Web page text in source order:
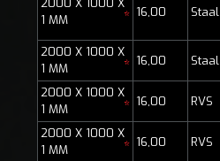
2000 X 1000 X
1 MM
* 16,00 Staal
2000 X 1000 X
1 MM
* 16,00 Staal
2000 X 1000 X
1 MM
* 16,00 RVS
2000 X 1000 X
1 MM
* 16,00 RVS